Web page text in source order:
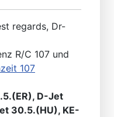
regards, Dr-
R/C 107 und
107
D-Jet
30.5.(HU), KE-